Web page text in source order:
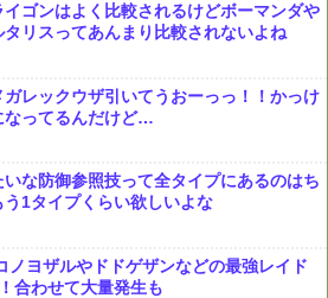
ゴンはよく比較されるけどボーマンダや
リスってあんまり比較されないよね
ガレックウザ引いてうおーっっ！！かっけ
なってるんだけど…
な防御参照技って全タイプにあるのはち
う1タイプくらい欲しいよな
ノヨザルやドドゲザンなどの最強レイド
合わせて大量発生も